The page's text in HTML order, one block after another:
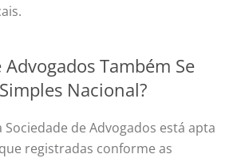
Advogados Também Se
Nacional?
Sociedade de Advogados está apta
registradas conforme as